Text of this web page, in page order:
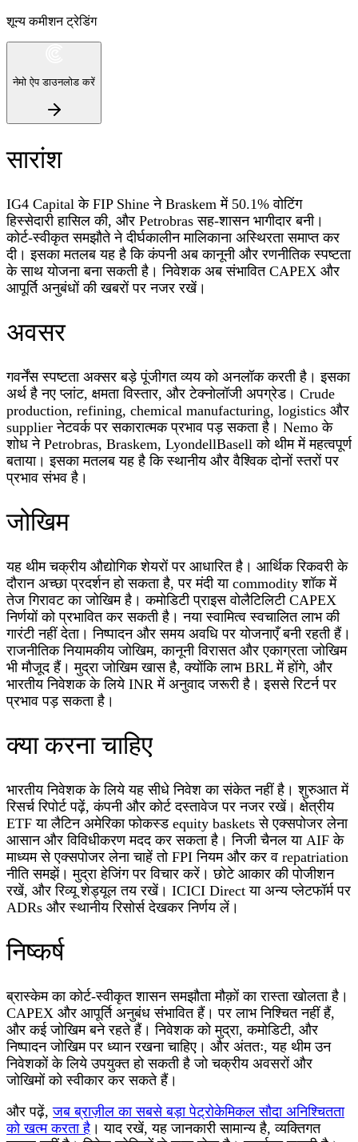
शून्य कमीशन ट्रेडिंग
नेमो ऐप डाउनलोड करें
सारांश
IG4 Capital के FIP Shine ने Braskem में 50.1% वोटिंग
हिस्सेदारी हासिल की, और Petrobras सह-शासन भागीदार बनी।
कोर्ट-स्वीकृत समझौते ने दीर्घकालीन मालिकाना अस्थिरता समाप्त कर
दी। इसका मतलब यह है कि कंपनी अब कानूनी और रणनीतिक स्पष्टता
के साथ योजना बना सकती है। निवेशक अब संभावित CAPEX और
आपूर्ति अनुबंधों की खबरों पर नजर रखें।
अवसर
गवर्नेंस स्पष्टता अक्सर बड़े पूंजीगत व्यय को अनलॉक करती है। इसका
अर्थ है नए प्लांट, क्षमता विस्तार, और टेक्नोलॉजी अपग्रेड। Crude
production, refining, chemical manufacturing, logistics और
supplier नेटवर्क पर सकारात्मक प्रभाव पड़ सकता है। Nemo के
शोध ने Petrobras, Braskem, LyondellBasell को थीम में महत्वपूर्ण
बताया। इसका मतलब यह है कि स्थानीय और वैश्विक दोनों स्तरों पर
प्रभाव संभव है।
जोखिम
यह थीम चक्रीय औद्योगिक शेयरों पर आधारित है। आर्थिक रिकवरी के
दौरान अच्छा प्रदर्शन हो सकता है, पर मंदी या commodity शॉक में
तेज गिरावट का जोखिम है। कमोडिटी प्राइस वोलैटिलिटी CAPEX
निर्णयों को प्रभावित कर सकती है। नया स्वामित्व स्वचालित लाभ की
गारंटी नहीं देता। निष्पादन और समय अवधि पर योजनाएँ बनी रहती हैं।
राजनीतिक नियामकीय जोखिम, कानूनी विरासत और एकाग्रता जोखिम
भी मौजूद हैं। मुद्रा जोखिम खास है, क्योंकि लाभ BRL में होंगे, और
भारतीय निवेशक के लिये INR में अनुवाद जरूरी है। इससे रिटर्न पर
प्रभाव पड़ सकता है।
क्या करना चाहिए
भारतीय निवेशक के लिये यह सीधे निवेश का संकेत नहीं है। शुरुआत में
रिसर्च रिपोर्ट पढ़ें, कंपनी और कोर्ट दस्तावेज पर नजर रखें। क्षेत्रीय
ETF या लैटिन अमेरिका फोकस्ड equity baskets से एक्सपोजर लेना
आसान और विविधीकरण मदद कर सकता है। निजी चैनल या AIF के
माध्यम से एक्सपोजर लेना चाहें तो FPI नियम और कर व repatriation
नीति समझें। मुद्रा हेजिंग पर विचार करें। छोटे आकार की पोजीशन
रखें, और रिव्यू शेड्यूल तय रखें। ICICI Direct या अन्य प्लेटफॉर्म पर
ADRs और स्थानीय रिसोर्स देखकर निर्णय लें।
निष्कर्ष
ब्रास्केम का कोर्ट-स्वीकृत शासन समझौता मौक़ों का रास्ता खोलता है।
CAPEX और आपूर्ति अनुबंध संभावित हैं। पर लाभ निश्चित नहीं हैं,
और कई जोखिम बने रहते हैं। निवेशक को मुद्रा, कमोडिटी, और
निष्पादन जोखिम पर ध्यान रखना चाहिए। और अंततः, यह थीम उन
निवेशकों के लिये उपयुक्त हो सकती है जो चक्रीय अवसरों और
जोखिमों को स्वीकार कर सकते हैं।
और पढ़ें,जब ब्राज़ील का सबसे बड़ा पेट्रोकेमिकल सौदा अनिश्चितता
को खत्म करता है । याद रखें, यह जानकारी सामान्य है, व्यक्तिगत